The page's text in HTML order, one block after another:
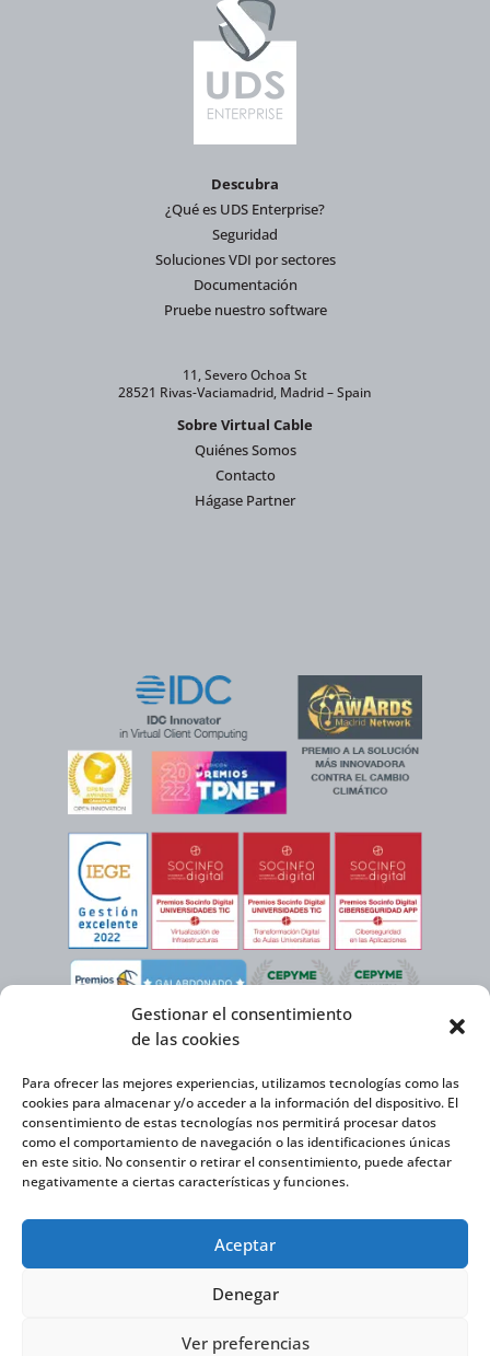
Gestionar el consentimiento
de las cookies
Para ofrecer las mejores experiencias, utilizamos tecnologías como las
cookies para almacenar y/o acceder a la información del dispositivo. El
consentimiento de estas tecnologías nos permitirá procesar datos
como el comportamiento de navegación o las identificaciones únicas
en este sitio. No consentir o retirar el consentimiento, puede afectar
negativamente a ciertas características y funciones.
Aceptar
Denegar
Ver preferencias
Descubra
¿Qué es UDS Enterprise?
Seguridad
Soluciones VDI por sectores
Documentación
Pruebe nuestro software
11, Severo Ochoa St
28521 Rivas-Vaciamadrid, Madrid – Spain
Sobre Virtual Cable
Quiénes Somos
Contacto
Hágase Partner
Virtual Cable, en el marco de la iniciativa ICEX NEXT cuenta con el apoyo del
Instituto Español de Comercio Exterior y la cofinanciación del FEDER para